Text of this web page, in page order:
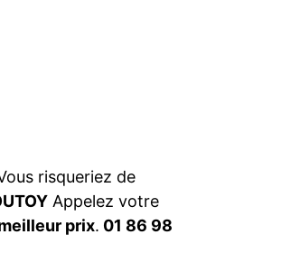
risqueriez de
Appelez votre
prix. 01 86 98